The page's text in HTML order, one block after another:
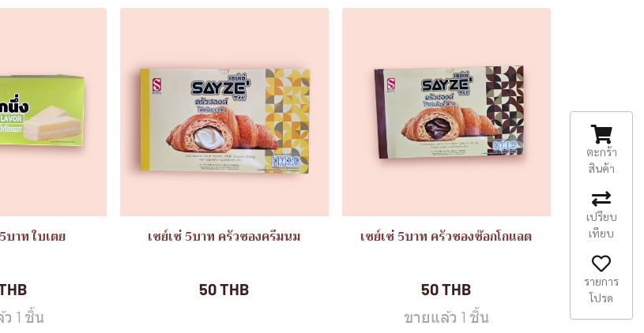
บาท ใบเตย
1 ชิ้น
เซย์เซ่ 5บาท ครัวซองครีมนม
50 THB
เซย์เซ่ 5บาท ครัวซองช๊อกโกแลต
50 THB
ขายแล้ว 1 ชิ้น
ตะกร้า
สินค้า
เปรียบ
เทียบ
รายการ
โปรด